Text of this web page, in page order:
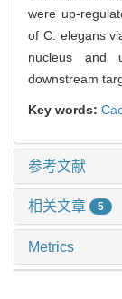
were up-
of C. elegans
nucleus and
downstream
Key words:
参考文献
相关文章 5
Metrics